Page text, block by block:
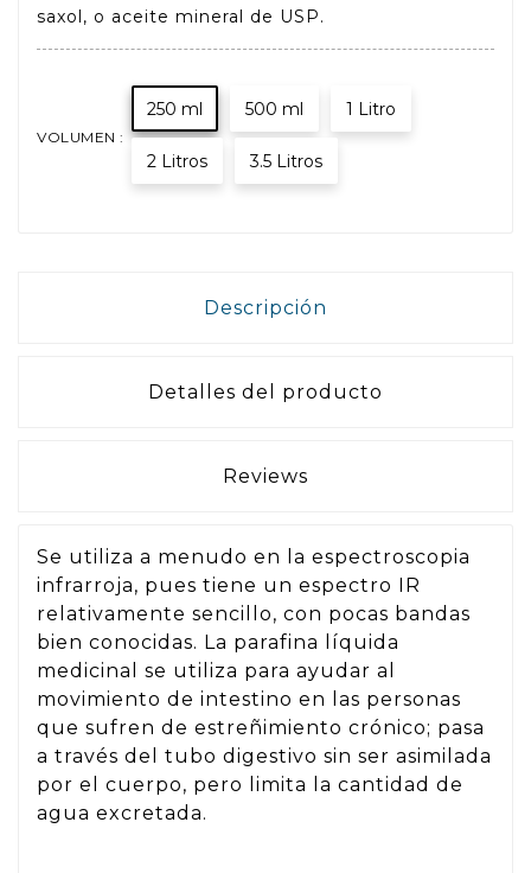
saxol, o aceite mineral de USP.
VOLUMEN :
250 ml 500 ml 1 Litro
2 Litros 3.5 Litros
Descripción
Detalles del producto
Reviews
Se utiliza a menudo en la espectroscopia
infrarroja, pues tiene un espectro IR
relativamente sencillo, con pocas bandas
bien conocidas. La parafina líquida
medicinal se utiliza para ayudar al
movimiento de intestino en las personas
que sufren de estreñimiento crónico; pasa
a través del tubo digestivo sin ser asimilada
por el cuerpo, pero limita la cantidad de
agua excretada.